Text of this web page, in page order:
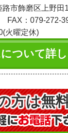
市飾磨区上野田
FAX：079-272-
火曜定休)
ついて詳
方は無